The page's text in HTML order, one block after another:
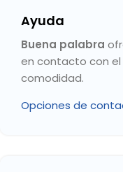
Ayuda
Buena palabra
en contacto con el
comodidad.
Opciones de